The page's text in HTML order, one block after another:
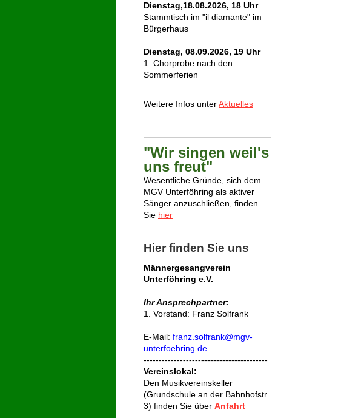
Dienstag,18.08.2026, 18 Uhr
Stammtisch im "il diamante" im
Bürgerhaus
Dienstag, 08.09.2026, 19 Uhr
1. Chorprobe nach den
Sommerferien
Weitere Infos unterAktuelles
"Wir singen weil's
uns freut"
Wesentliche Gründe, sich dem
MGV Unterföhring als aktiver
Sänger anzuschließen, finden
Sie hier
Hier finden Sie uns
Männergesangverein
Unterföhring e.V.
Ihr Ansprechpartner:
1. Vorstand: Franz Solfrank
E-Mail: franz.solfrank@mgv-
unterfoehring.de
-----------------------------------------
Vereinslokal:
Den Musikvereinskeller
(Grundschule an der Bahnhofstr.
3) finden Sie über Anfahrt